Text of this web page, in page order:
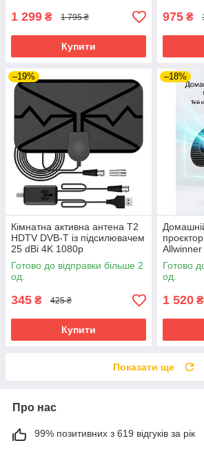
1 299 ₴ 1 795 ₴
Купити
975 ₴
–19%
Кімнатна активна антена Т2
HDTV DVB-T із підсилювачем
25 dBi 4K 1080p
Готово до відправки більше 2
од.
345 ₴ 425 ₴
Купити
–18%
Allwinner
Bluetooth
Готово
од.
1 520 ₴
Показати ще
Про нас
99% позитивних з 619 відгуків за рік